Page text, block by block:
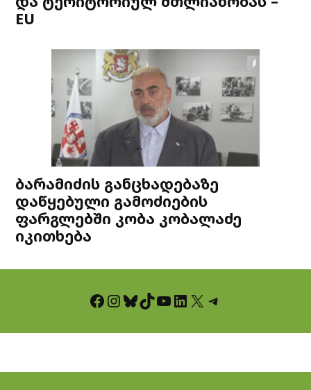
EU
ბარამიძის განცხადებაზე
დაწყებული გამოძიების
ფარგლებში კობა კობალაძე
იკითხება
Facebook InstagramBluesky TikTok YouTube LinkedIn X Telegram